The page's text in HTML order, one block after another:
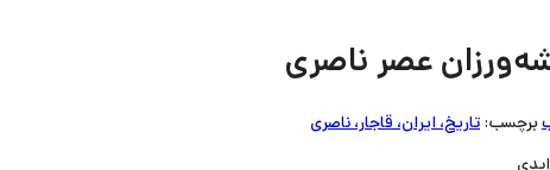
عصر ناصری
برچسب:تاریخ، ایران، قاجار، ناصری